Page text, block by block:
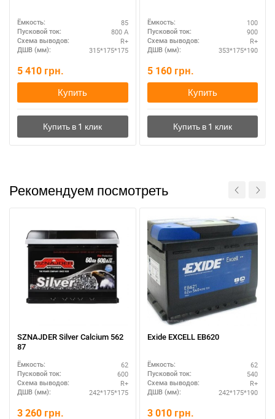
Ёмкость: 85
Пусковой ток: 800 А
Схема выводов: R+
ДШВ (мм): 315*175*175
5 410 грн.
Купить
Ёмкость: 100
Пусковой ток: 900
Схема выводов: R+
ДШВ (мм): 353*175*190
5 160 грн.
Купить
Рекомендуем посмотреть
SZNAJDER Silver Calcium 562
87
Ёмкость: 62
Пусковой ток: 600
Схема выводов: R+
ДШВ (мм): 242*175*175
3 260 грн.
Exide EXCELL EB620
Ёмкость: 62
Пусковой ток: 540
Схема выводов: R+
ДШВ (мм): 242*175*190
3 010 грн.